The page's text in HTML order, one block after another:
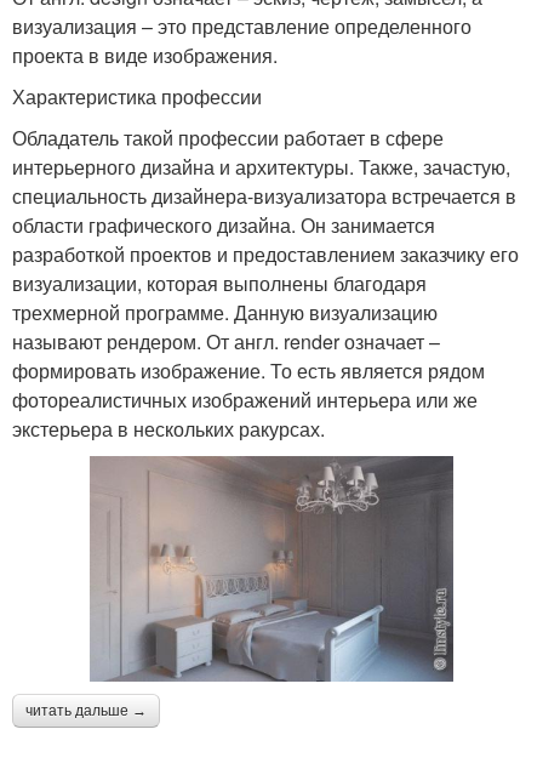
визуализация – это представление определенного
проекта в виде изображения.
Характеристика профессии
Обладатель такой профессии работает в сфере
интерьерного дизайна и архитектуры. Также, зачастую,
специальность дизайнера-визуализатора встречается в
области графического дизайна. Он занимается
разработкой проектов и предоставлением заказчику его
визуализации, которая выполнены благодаря
трехмерной программе. Данную визуализацию
называют рендером. От англ. render означает –
формировать изображение. То есть является рядом
фотореалистичных изображений интерьера или же
экстерьера в нескольких ракурсах.
читать дальше →